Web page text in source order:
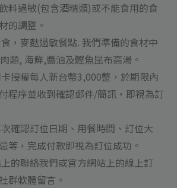
料過敏(包含酒精類)或不能食用的食
的調整。
，麥麩過敏餐點. 我們準備的食材中
類, 海鮮,醬油及鰹魚昆布高湯。
授權每人新台幣3,000整，於期限內
程序並收到確認郵件/簡訊，即視為訂
確認訂位日期、用餐時間、訂位大
等，完成付款即視為訂位成功。
的聯絡我們或官方網站上的線上訂
群軟體留言。